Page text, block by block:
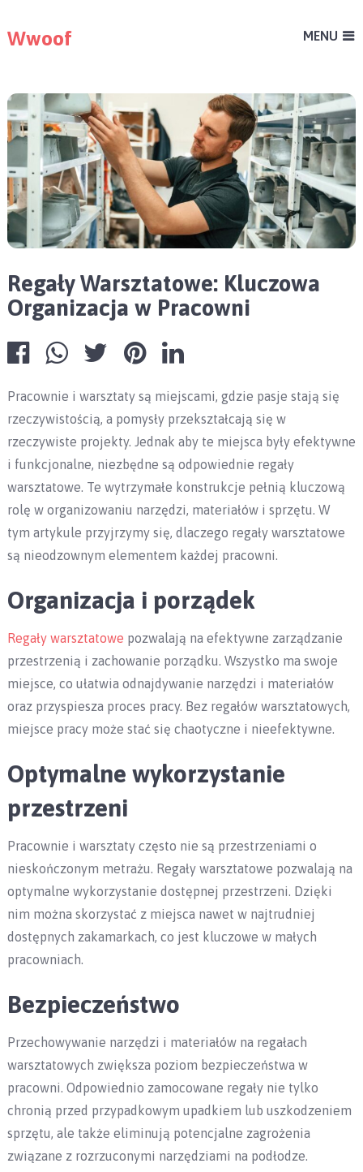
Wwoof MENU
Regały Warsztatowe: Kluczowa
Organizacja w Pracowni
Pracownie i warsztaty są miejscami, gdzie pasje stają się
rzeczywistością, a pomysły przekształcają się w
rzeczywiste projekty. Jednak aby te miejsca były efektywne
i funkcjonalne, niezbędne są odpowiednie regały
warsztatowe. Te wytrzymałe konstrukcje pełnią kluczową
rolę w organizowaniu narzędzi, materiałów i sprzętu. W
tym artykule przyjrzymy się, dlaczego regały warsztatowe
są nieodzownym elementem każdej pracowni.
Organizacja i porządek
Regały warsztatowe pozwalają na efektywne zarządzanie
przestrzenią i zachowanie porządku. Wszystko ma swoje
miejsce, co ułatwia odnajdywanie narzędzi i materiałów
oraz przyspiesza proces pracy. Bez regałów warsztatowych,
miejsce pracy może stać się chaotyczne i nieefektywne.
Optymalne wykorzystanie
przestrzeni
Pracownie i warsztaty często nie są przestrzeniami o
nieskończonym metrażu. Regały warsztatowe pozwalają na
optymalne wykorzystanie dostępnej przestrzeni. Dzięki
nim można skorzystać z miejsca nawet w najtrudniej
dostępnych zakamarkach, co jest kluczowe w małych
pracowniach.
Bezpieczeństwo
Przechowywanie narzędzi i materiałów na regałach
warsztatowych zwiększa poziom bezpieczeństwa w
pracowni. Odpowiednio zamocowane regały nie tylko
chronią przed przypadkowym upadkiem lub uszkodzeniem
sprzętu, ale także eliminują potencjalne zagrożenia
związane z rozrzuconymi narzędziami na podłodze.